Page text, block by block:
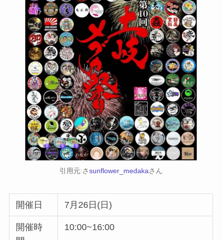
引用元:さsunflower_medakaさん
開催日 7月26日(日)
開催時
10:00~16:00